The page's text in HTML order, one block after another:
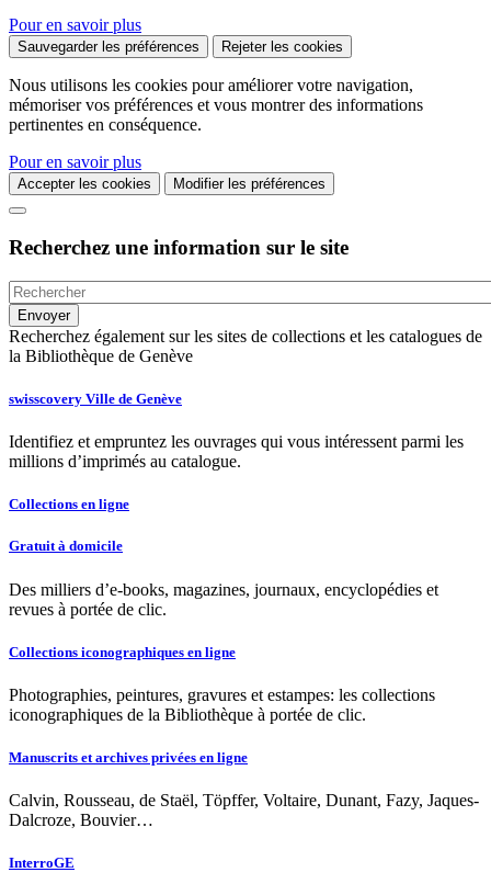
Pour en savoir plus
Sauvegarder les préférences Rejeter les cookies
Nous utilisons les cookies pour améliorer votre navigation,
mémoriser vos préférences et vous montrer des informations
pertinentes en conséquence.
Pour en savoir plus
Accepter les cookies Modifier les préférences
Recherchez une information sur le site
Recherchez également sur les sites de collections et les catalogues de
la Bibliothèque de Genève
swisscovery Ville de Genève
Identifiez et empruntez les ouvrages qui vous intéressent parmi les
millions d’imprimés au catalogue.
Collections en ligne
Gratuit à domicile
Des milliers d’e-books, magazines, journaux, encyclopédies et
revues à portée de clic.
Collections iconographiques en ligne
Photographies, peintures, gravures et estampes: les collections
iconographiques de la Bibliothèque à portée de clic.
Manuscrits et archives privées en ligne
Calvin, Rousseau, de Staël, Töpffer, Voltaire, Dunant, Fazy, Jaques-
Dalcroze, Bouvier…
InterroGE